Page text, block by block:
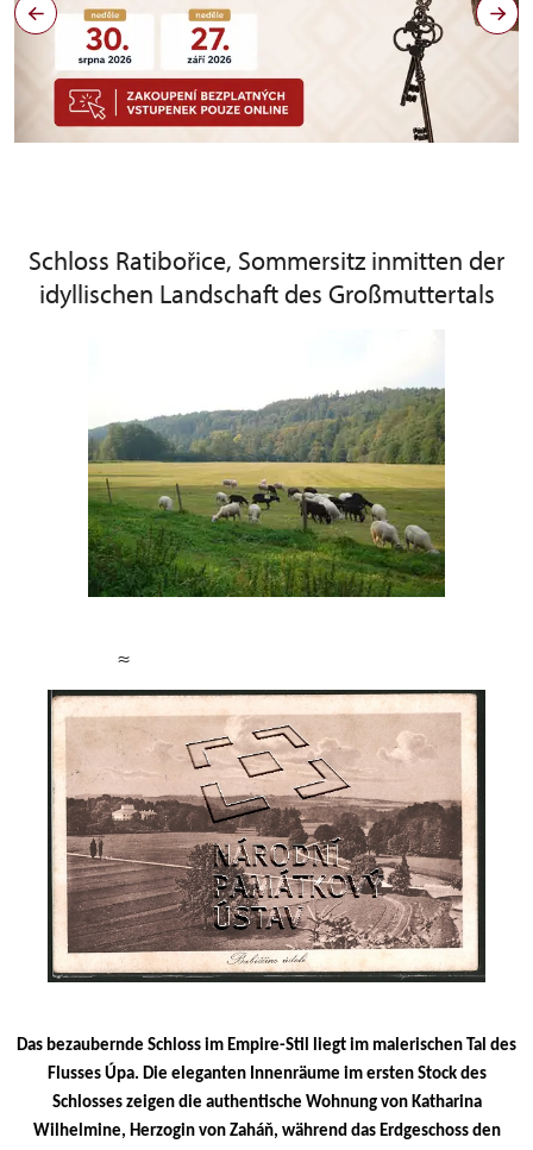
Schloss Ratibořice, Sommersitz inmitten der
idyllischen Landschaft des Großmuttertals
≈
Das bezaubernde Schloss im Empire-Stil liegt im malerischen Tal des
Flusses Úpa. Die eleganten Innenräume im ersten Stock des
Schlosses zeigen die authentische Wohnung von Katharina
Wilhelmine, Herzogin von Zaháň, während das Erdgeschoss den